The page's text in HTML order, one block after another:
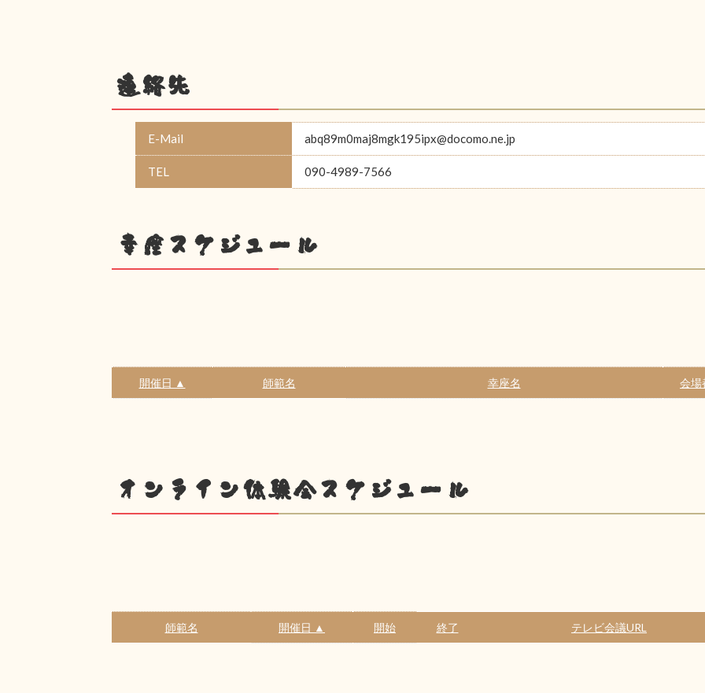
連絡先
E-Mail abq89m0maj8mgk195ipx@docomo.ne.jp
TEL 090-4989-7566
幸座スケジュール
開催日 ▲ 師範名 幸座名 会場
オンライン体験会スケジュール
師範名 開催日 ▲ 開始 終了 テレビ会議URL